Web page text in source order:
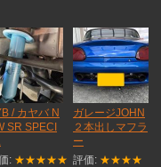
/ カヤバ N
SR SPECI
: ★★★★★
ガレージJOHN
２本出しマフラ
ー
評価: ★★★★